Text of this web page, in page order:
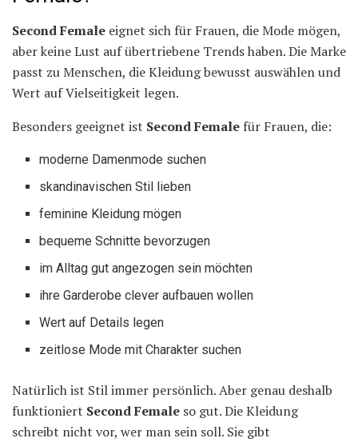
Second Female eignet sich für Frauen, die Mode mögen,
aber keine Lust auf übertriebene Trends haben. Die Marke
passt zu Menschen, die Kleidung bewusst auswählen und
Wert auf Vielseitigkeit legen.
Besonders geeignet ist Second Female für Frauen, die:
moderne Damenmode suchen
skandinavischen Stil lieben
feminine Kleidung mögen
bequeme Schnitte bevorzugen
im Alltag gut angezogen sein möchten
ihre Garderobe clever aufbauen wollen
Wert auf Details legen
zeitlose Mode mit Charakter suchen
Natürlich ist Stil immer persönlich. Aber genau deshalb
funktioniert Second Female so gut. Die Kleidung
schreibt nicht vor, wer man sein soll. Sie gibt